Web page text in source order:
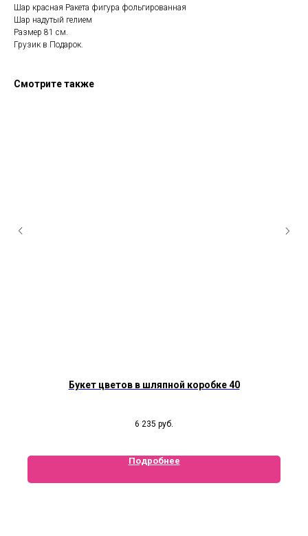
Шар красная Ракета фигура фольгированная
Шар надутый гелием
Размер 81 см.
Грузик в Подарок.
Смотрите также
Букет цветов в шляпной коробке 40
6 235 руб.
Подробнее